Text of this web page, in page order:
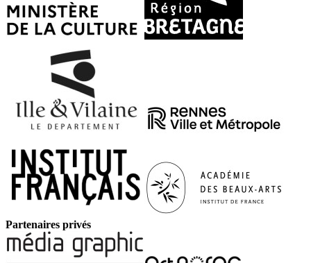
Partenaires privés